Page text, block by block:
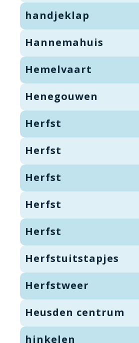
handjeklap
Hannemahuis
Hemelvaart
Henegouwen
Herfst
Herfst
Herfst
Herfst
Herfst
Herfstuitstapjes
Herfstweer
Heusden centrum
hinkelen